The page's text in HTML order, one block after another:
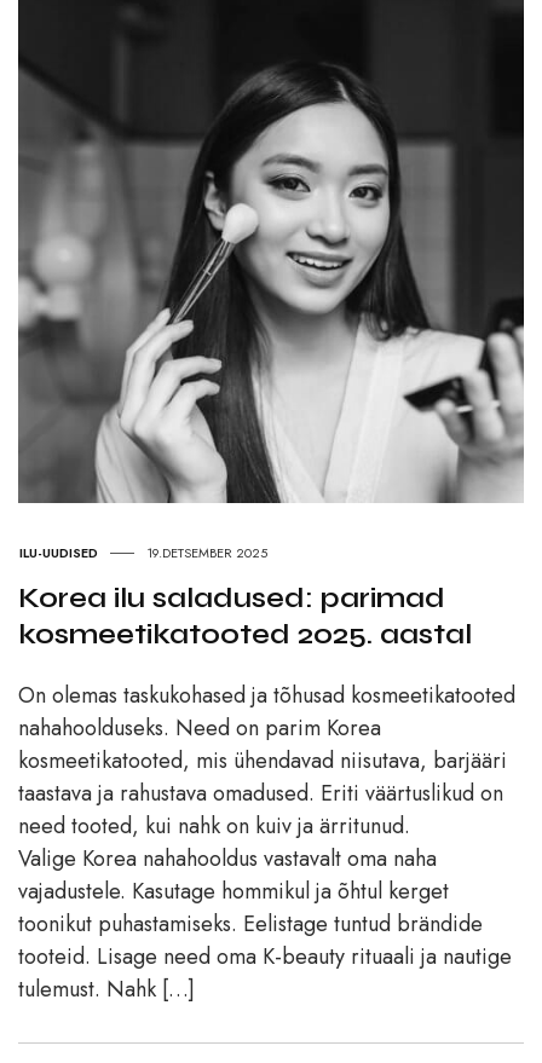
ILU-UUDISED 19.DETSEMBER 2025
Korea ilu saladused: parimad
kosmeetika­tooted 2025. aastal
On olemas taskukohased ja tõhusad kosmeetikatooted
nahahoolduseks. Need on parim Korea
kosmeetikatooted, mis ühendavad niisutava, barjääri
taastava ja rahustava omadused. Eriti väärtuslikud on
need tooted, kui nahk on kuiv ja ärritunud.
Valige Korea nahahooldus vastavalt oma naha
vajadustele. Kasutage hommikul ja õhtul kerget
toonikut puhastamiseks. Eelistage tuntud brändide
tooteid. Lisage need oma K-beauty rituaali ja nautige
tulemust. Nahk […]